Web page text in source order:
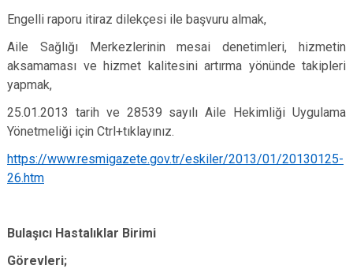
Engelli raporu itiraz dilekçesi ile başvuru almak,
Aile Sağlığı Merkezlerinin mesai denetimleri, hizmetin
aksamaması ve hizmet kalitesini artırma yönünde takipleri
yapmak,
25.01.2013 tarih ve 28539 sayılı Aile Hekimliği Uygulama
Yönetmeliği için Ctrl+tıklayınız.
https://www.resmigazete.gov.tr/eskiler/2013/01/20130125-
26.htm
Bulaşıcı Hastalıklar Birimi
Görevleri;